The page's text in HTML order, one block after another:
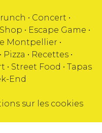
• Concert •
• Escape Game •
Montpellier •
• Pizza • Recettes •
• Street Food • Tapas
End
sur les cookies